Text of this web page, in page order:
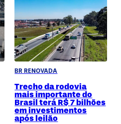
BR RENOVADA
Trecho da rodovia
mais importante do
Brasil terá R$ 7 bilhões
em investimentos
após leilão